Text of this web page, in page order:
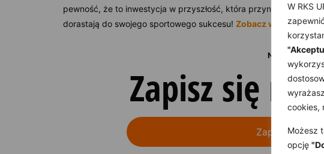
W RKS
cookies,
Możesz
opcję
pewność, że to inwestycja w przyszłość, która przyniesie wiele
dorastają do swojego sportowego sukcesu!Zobacz więcej tutaj >
Nie trać już
Zapisz się
Zapisz się